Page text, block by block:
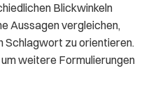
Blickwinkeln
Aussagen vergleichen,
Schlagwort zu orientieren.
weitere Formulierungen